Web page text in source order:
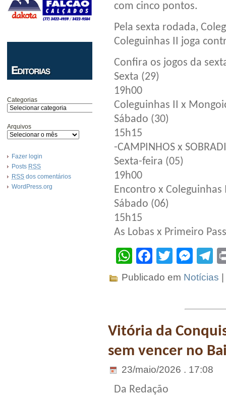
Categorias
Arquivos
Fazer login
Posts RSS
RSS dos comentários
WordPress.org
com cinco pontos.
Pela sexta rodada,
Coleguinhas II joga
Confira os jogos da
Sexta (29)
19h00
Coleguinhas II x
Sábado (30)
15h15
-CAMPINHOS x
Sexta-feira (05)
19h00
Encontro x Coleguinhas
Sábado (06)
15h15
As Lobas x Primeiro
WhatsApp
Facebook
Twitter
Publicado em Notícias
Vitória da
sem vencer no
23/maio/2026 . 17:08
Da Redação